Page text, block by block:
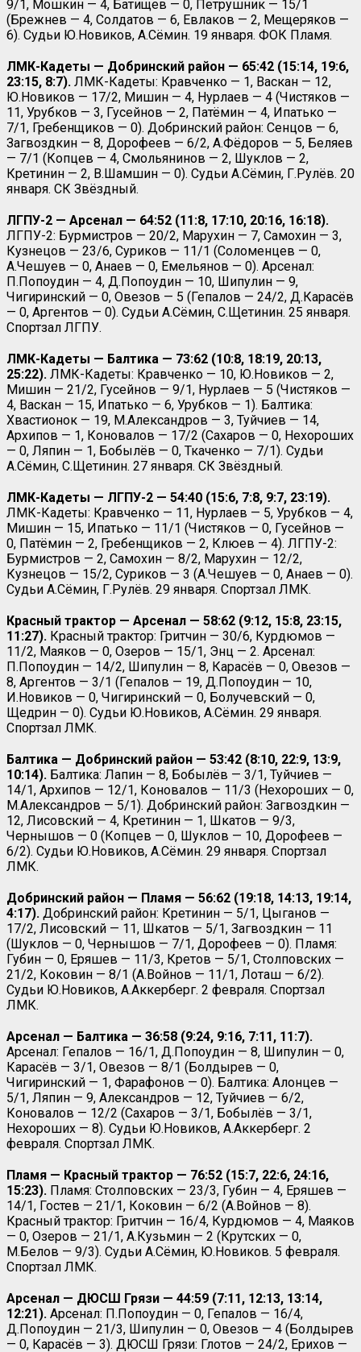
9/1, Мошкин — 4, Батищев — 0, Петрушник — 15/1
(Брежнев — 4, Солдатов — 6, Евлаков — 2, Мещеряков —
6). Судьи Ю.Новиков, А.Сёмин. 19 января. ФОК Пламя.
ЛМК-Кадеты — Добринский район — 65:42 (15:14, 19:6,
23:15, 8:7). ЛМК-Кадеты: Кравченко — 1, Васкан — 12,
Ю.Новиков — 17/2, Мишин — 4, Нурлаев — 4 (Чистяков —
11, Урубков — 3, Гусейнов — 2, Патёмин — 4, Ипатько —
7/1, Гребенщиков — 0). Добринский район: Сенцов — 6,
Загвоздкин — 8, Дорофеев — 6/2, А.Фёдоров — 5, Беляев
— 7/1 (Копцев — 4, Смольянинов — 2, Шуклов — 2,
Кретинин — 2, В.Шамшин — 0). Судьи А.Сёмин, Г.Рулёв. 20
января. СК Звёздный.
ЛГПУ-2 — Арсенал — 64:52 (11:8, 17:10, 20:16, 16:18).
ЛГПУ-2: Бурмистров — 20/2, Марухин — 7, Самохин — 3,
Кузнецов — 23/6, Суриков — 11/1 (Соломенцев — 0,
А.Чешуев — 0, Анаев — 0, Емельянов — 0). Арсенал:
П.Попоудин — 4, Д.Попоудин — 10, Шипулин — 9,
Чигиринский — 0, Овезов — 5 (Гепалов — 24/2, Д.Карасёв
— 0, Аргентов — 0). Судьи А.Сёмин, С.Щетинин. 25 января.
Спортзал ЛГПУ.
ЛМК-Кадеты — Балтика — 73:62 (10:8, 18:19, 20:13,
25:22). ЛМК-Кадеты: Кравченко — 10, Ю.Новиков — 2,
Мишин — 21/2, Гусейнов — 9/1, Нурлаев — 5 (Чистяков —
4, Васкан — 15, Ипатько — 6, Урубков — 1). Балтика:
Хвастионок — 19, М.Александров — 3, Туйчиев — 14,
Архипов — 1, Коновалов — 17/2 (Сахаров — 0, Нехороших
— 0, Ляпин — 1, Бобылёв — 0, Ткаченко — 7/1). Судьи
А.Сёмин, С.Щетинин. 27 января. СК Звёздный.
ЛМК-Кадеты — ЛГПУ-2 — 54:40 (15:6, 7:8, 9:7, 23:19).
ЛМК-Кадеты: Кравченко — 11, Нурлаев — 5, Урубков — 4,
Мишин — 15, Ипатько — 11/1 (Чистяков — 0, Гусейнов —
0, Патёмин — 2, Гребенщиков — 2, Клюев — 4). ЛГПУ-2:
Бурмистров — 2, Самохин — 8/2, Марухин — 12/2,
Кузнецов — 15/2, Суриков — 3 (А.Чешуев — 0, Анаев — 0).
Судьи А.Сёмин, Г.Рулёв. 29 января. Спортзал ЛМК.
Красный трактор — Арсенал — 58:62 (9:12, 15:8, 23:15,
11:27). Красный трактор: Гритчин — 30/6, Курдюмов —
11/2, Маяков — 0, Озеров — 15/1, Энц — 2. Арсенал:
П.Попоудин — 14/2, Шипулин — 8, Карасёв — 0, Овезов —
8, Аргентов — 3/1 (Гепалов — 19, Д.Попоудин — 10,
И.Новиков — 0, Чигиринский — 0, Болучевский — 0,
Щедрин — 0). Судьи Ю.Новиков, А.Сёмин. 29 января.
Спортзал ЛМК.
Балтика — Добринский район — 53:42 (8:10, 22:9, 13:9,
10:14). Балтика: Лапин — 8, Бобылёв — 3/1, Туйчиев —
14/1, Архипов — 12/1, Коновалов — 11/3 (Нехороших — 0,
М.Александров — 5/1). Добринский район: Загвоздкин —
12, Лисовский — 4, Кретинин — 1, Шкатов — 9/3,
Чернышов — 0 (Копцев — 0, Шуклов — 10, Дорофеев —
6/2). Судьи Ю.Новиков, А.Сёмин. 29 января. Спортзал
ЛМК.
Добринский район — Пламя — 56:62 (19:18, 14:13, 19:14,
4:17). Добринский район: Кретинин — 5/1, Цыганов —
17/2, Лисовский — 11, Шкатов — 5/1, Загвоздкин — 11
(Шуклов — 0, Чернышов — 7/1, Дорофеев — 0). Пламя:
Губин — 0, Еряшев — 11/3, Кретов — 5/1, Столповских —
21/2, Коковин — 8/1 (А.Войнов — 11/1, Лоташ — 6/2).
Судьи Ю.Новиков, А.Аккерберг. 2 февраля. Спортзал
ЛМК.
Арсенал — Балтика — 36:58 (9:24, 9:16, 7:11, 11:7).
Арсенал: Гепалов — 16/1, Д.Попоудин — 8, Шипулин — 0,
Карасёв — 3/1, Овезов — 8/1 (Болдырев — 0,
Чигиринский — 1, Фарафонов — 0). Балтика: Алонцев —
5/1, Ляпин — 9, Александров — 12, Туйчиев — 6/2,
Коновалов — 12/2 (Сахаров — 3/1, Бобылёв — 3/1,
Нехороших — 8). Судьи Ю.Новиков, А.Аккерберг. 2
февраля. Спортзал ЛМК.
Пламя — Красный трактор — 76:52 (15:7, 22:6, 24:16,
15:23). Пламя: Столповских — 23/3, Губин — 4, Еряшев —
14/1, Гостев — 21/1, Коковин — 6/2 (А.Войнов — 8).
Красный трактор: Гритчин — 16/4, Курдюмов — 4, Маяков
— 0, Озеров — 21/1, А.Кузьмин — 2 (Крутских — 0,
М.Белов — 9/3). Судьи А.Сёмин, Ю.Новиков. 5 февраля.
Спортзал ЛМК.
Арсенал — ДЮСШ Грязи — 44:59 (7:11, 12:13, 13:14,
12:21). Арсенал: П.Попоудин — 0, Гепалов — 16/4,
Д.Попоудин — 21/3, Шипулин — 0, Овезов — 4 (Болдырев
— 0, Карасёв — 3). ДЮСШ Грязи: Глотов — 24/2, Ерихов —